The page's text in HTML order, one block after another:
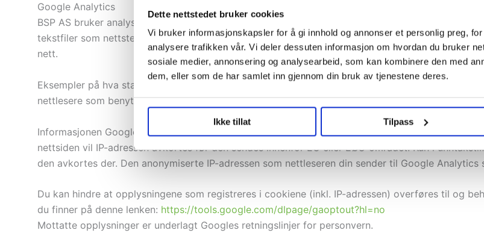
Dette nettstedet bruker cookies
Vi bruker informasjonskapsler for å gi innhold og annonser et personlig preg,
analysere trafikken vår. Vi deler dessuten informasjon om hvordan du bruker
sosiale medier, annonsering og analysearbeid, som kan kombinere den med
dem, eller som de har samlet inn gjennom din bruk av tjenestene deres.
Ikke tillat Tilpass
Google Analytics
BSP AS bruker analyseverktøyet Google Analytics for trafikkmåling og -analyse av nettstedet.
tekstfiler som nettstedet lagrer på brukerens datamaskin), som registrerer brukernes IP-
nett.
Eksempler på hva statistikken gir oss svar på er; hvor mange som besøker ulike sider, hvor
nettlesere som benyttes. Ingen av informasjonskapslene gjør at vi kan knytte informasjon om
Informasjonen Google samler om bruken av denne nettsiden overføres til en Google-server i
nettsiden vil IP-adressen avkortes før den sendes innenfor EU eller EØS-området. Kun i
den avkortes der. Den anonymiserte IP-adressen som nettleseren din sender til Google
Du kan hindre at opplysningene som registreres i cookiene (inkl. IP-adressen) overføres til og
du finner på denne lenken: https://tools.google.com/dlpage/gaoptout?hl=no
Mottatte opplysninger er underlagt Googles retningslinjer for personvern.